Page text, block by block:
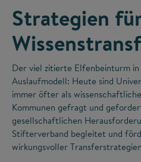
Strategien
Der viel zitierte Elfenbeinturm in
Auslaufmodell: Heute sind
immer öfter als
Kommunen gefragt und
gesellschaftlichen
Stifterverband begleitet und
wirkungsvoller